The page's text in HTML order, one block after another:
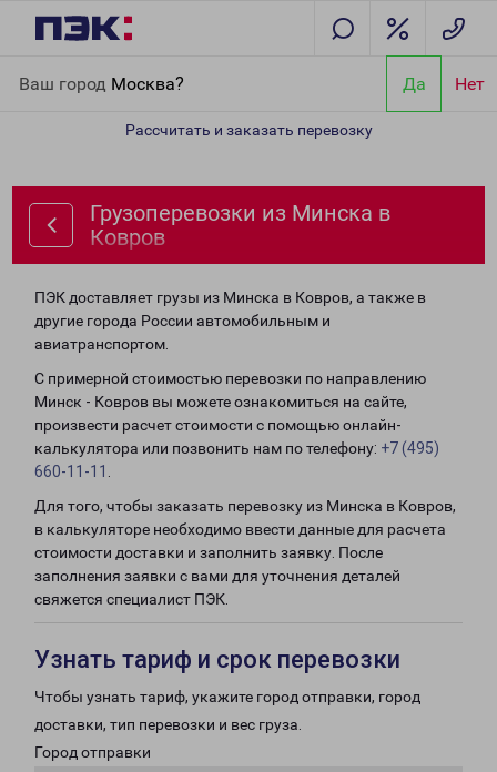
Ваш город Москва? Да Нет
Рассчитать и заказать перевозку
Грузоперевозки из Минска в
Ковров
ПЭК доставляет грузы из Минска в Ковров, а также в
другие города России автомобильным и
авиатранспортом.
С примерной стоимостью перевозки по направлению
Минск - Ковров вы можете ознакомиться на сайте,
произвести расчет стоимости с помощью онлайн-
калькулятора или позвонить нам по телефону: +7 (495)
660-11-11
Для того, чтобы заказать перевозку из Минска в Ковров,
в калькуляторе необходимо ввести данные для расчета
стоимости доставки и заполнить заявку. После
заполнения заявки с вами для уточнения деталей
свяжется специалист ПЭК.
Узнать тариф и срок перевозки
Чтобы узнать тариф, укажите город отправки, город
доставки, тип перевозки и вес груза.
Город отправки